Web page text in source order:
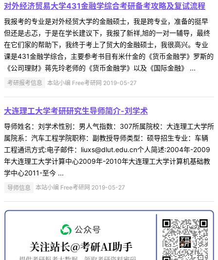
对外经济贸易大学431金融学综合考研备考攻略及复试流程
我报考的专业是对外经贸大学的金融硕士，我是跨专业，准备的挺早
但还是忐忑，于是在学长建议下，我报了新祥,旭的一对一辅导，最终
在它们家的帮助下，我终于考上了贸大的金融硕士，我很高兴。专业
课是431金融学综合，主要参考书目有米什金的《货币金融学》罗斯的
《公司理财》蒋先玲老师的《货币金融学》以及《国际金融》 ...
考研报考信息 本站小编 Free考研网 2019-05-27
大连理工大学考研研究生导师简介-刘学术
导师姓名：刘学术性别：男人气指数：307所属院校：大连理工大学所
属院系：汽车工程学院职称：副教授导师类型：硕导招生专业：车辆
工程通讯方式:电子邮件：liuxs@dlut.edu.cn个人简述:2004年-2009
年大连理工大学计算中心2009年-2010年大连理工大学计算机基础教
学中心2011-至今 ...
导师信息 本站小编 Free考研网 2019-05-27